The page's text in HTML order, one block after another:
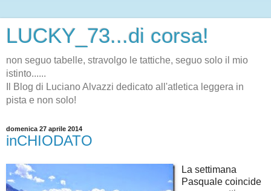
LUCKY_73...di corsa!
non seguo tabelle, stravolgo le tattiche, seguo solo il mio
istinto......
Il Blog di Luciano Alvazzi dedicato all'atletica leggera in
pista e non solo!
domenica 27 aprile 2014
inCHIODATO
La settimana
Pasquale coincide